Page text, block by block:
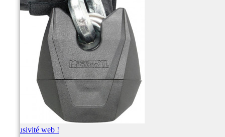
Exclusivité web !